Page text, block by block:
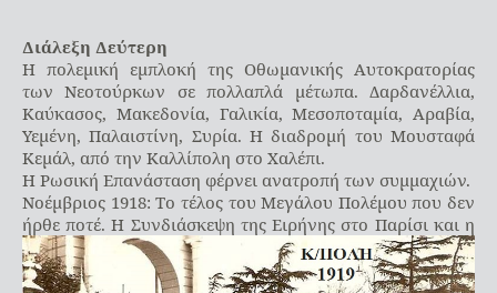
Διάλεξη Δεύτερη
Η πολεμική εμπλοκή της Οθωμανικής Αυτοκρατορίας
των Νεοτούρκων σε πολλαπλά μέτωπα. Δαρδανέλλια,
Καύκασος, Μακεδονία, Γαλικία, Μεσοποταμία, Αραβία,
Υεμένη, Παλαιστίνη, Συρία. Η διαδρομή του Μουσταφά
Κεμάλ, από την Καλλίπολη στο Χαλέπι.
Η Ρωσική Επανάσταση φέρνει ανατροπή των συμμαχιών.
Νοέμβριος 1918: Το τέλος του Μεγάλου Πολέμου που δεν
ήρθε ποτέ. Η Συνδιάσκεψη της Ειρήνης στο Παρίσι και η